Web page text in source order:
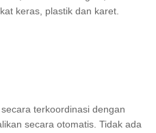
keras, plastik dan karet.
terkoordinasi dengan
secara otomatis. Tidak ada